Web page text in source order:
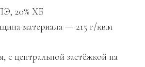
20% ХБ
материала — 215 г/кв.м
с центральной застёжкой на